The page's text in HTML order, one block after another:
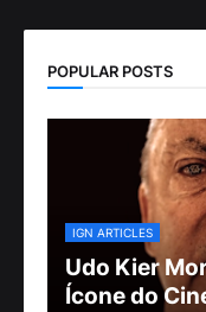
POPULAR POSTS
IGN ARTICLES
Udo Kier
Ícone do